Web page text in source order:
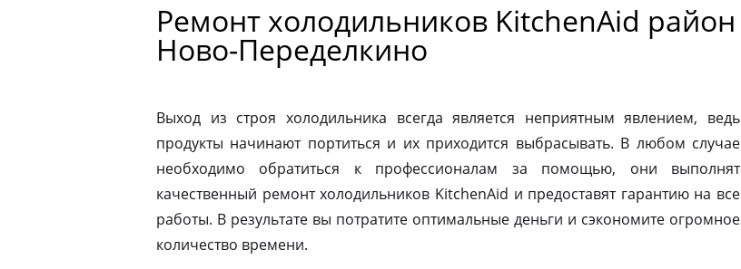
Ремонт холодильников KitchenAid район
Ново-Переделкино
Выход из строя холодильника всегда является неприятным явлением, ведь
продукты начинают портиться и их приходится выбрасывать. В любом случае
необходимо обратиться к профессионалам за помощью, они выполнят
качественный ремонт холодильников KitchenAid и предоставят гарантию на все
работы. В результате вы потратите оптимальные деньги и сэкономите огромное
количество времени.